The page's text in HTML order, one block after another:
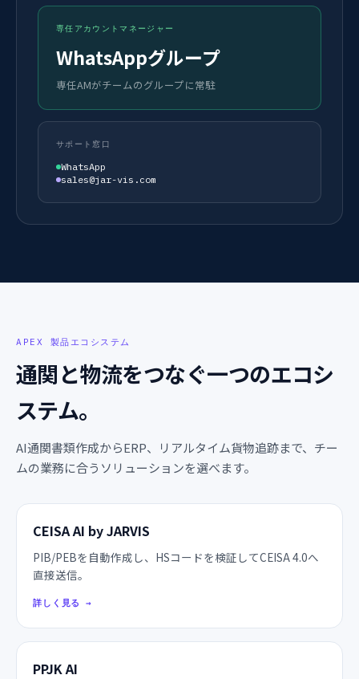
専任アカウントマネージャー
WhatsAppグループ
専任AMがチームのグループに常駐
サポート窓口
WhatsApp
sales@jar-vis.com
APEX 製品エコシステム
通関と物流をつなぐ一つのエコシ
ステム。
AI通関書類作成からERP、リアルタイム貨物追跡まで、チー
ムの業務に合うソリューションを選べます。
CEISA AI by JARVIS
PIB/PEBを自動作成し、HSコードを検証してCEISA 4.0へ
直接送信。
詳しく見る →
PPJK AI